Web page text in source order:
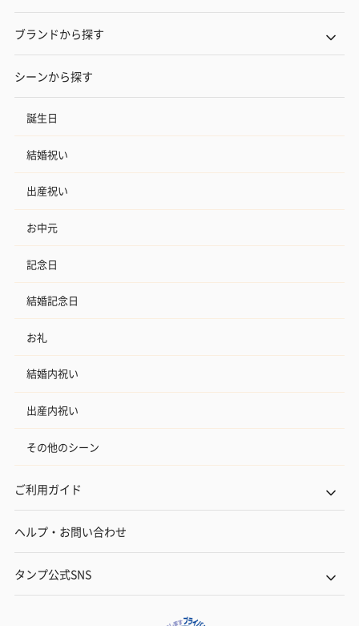
ブランドから探す
シーンから探す
誕生日
結婚祝い
出産祝い
お中元
記念日
結婚記念日
お礼
結婚内祝い
出産内祝い
その他のシーン
ご利用ガイド
ヘルプ・お問い合わせ
タンプ公式SNS